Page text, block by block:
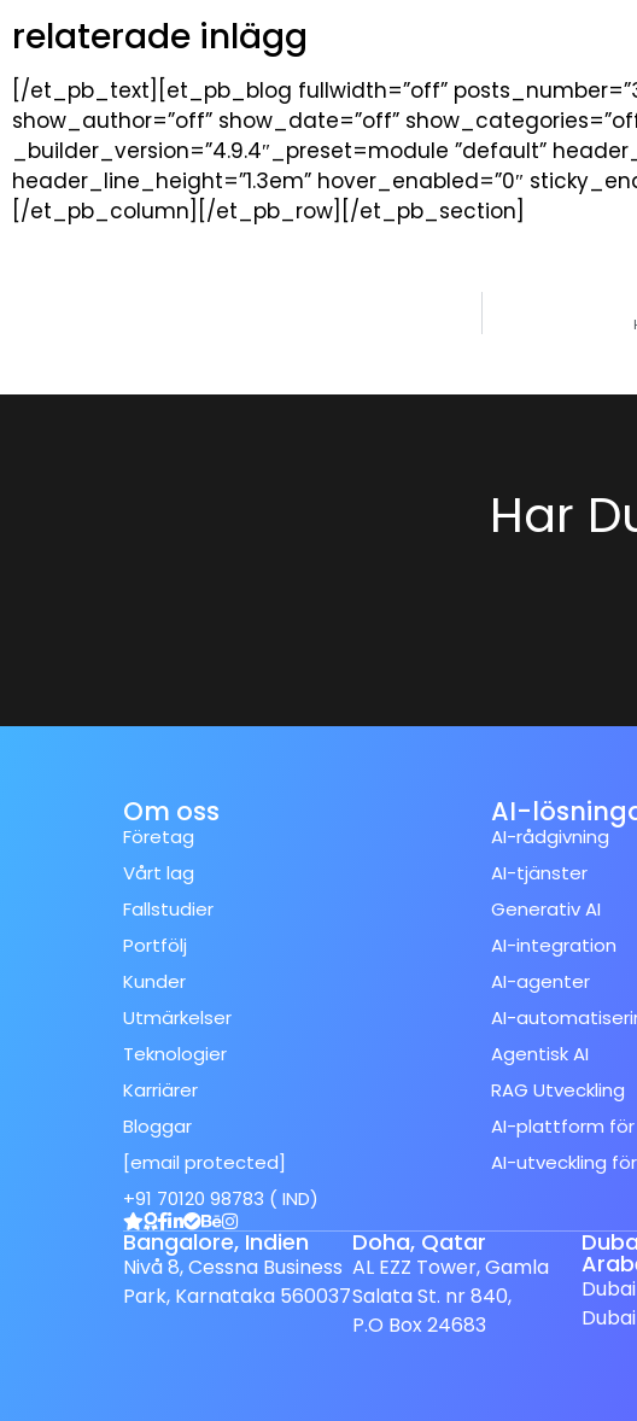
relaterade inlägg
[/et_pb_text][et_pb_blog fullwidth=”off”
show_author=”off” show_date=”off”
_builder_version=”4.9.4″_preset=module ”default”
header_line_height=”1.3em” hover_enabled=”0″
[/et_pb_column][/et_pb_row][/et_pb_section]
Har
Om oss
Företag
Vårt lag
Fallstudier
Portfölj
Kunder
Utmärkelser
Teknologier
Karriärer
Bloggar
[email protected]
+91 70120 98783 ( IND)
AI-
AI-rådgivning
AI-tjänster
Generativ AI
AI-integration
AI-agenter
AI-
Agentisk AI
RAG Utveckling
AI-plattform
AI-utveckling
Bangalore, Indien
Nivå 8, Cessna Business
Park, Karnataka 560037
Doha, Qatar
AL EZZ Tower, Gamla
Salata St. nr 840,
P.O Box 24683
Dubai
Japanese
Dutch
Finnish
Spanish (Spain)